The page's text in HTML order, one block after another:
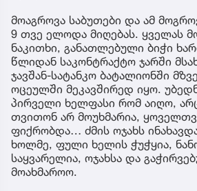
მოაგროვა საბუთები და ამ
9 თვე ელოდა მიღებას. ყველას
ნაკითხი, განათლებული ბიჭი
წლიდან საკონტრაქტო ჯარში
ჯავშან-სატანკო ბატალიონში
ოცეულში მეკავშირედ იყო.
პირველი ხელფასი რომ აიღო,
თვითონ არ მოუხმარია,
ფიქრობდა… ძმის ოჯახს
ხოლმე, ფული ხელის ჭუჭყია,
საყვარელია, ოჯახსა და
მოახმაროო.